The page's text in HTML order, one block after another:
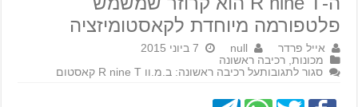
פלטפורמה מיוחדת לקאסטומיזציה
אייל פרדר null
7 ביוני 2015
מכונות ,רכיבה ראשונה
סגור לתגובותעל רכיבה ראשונה: ב.מ.וו R nine T קאסטום